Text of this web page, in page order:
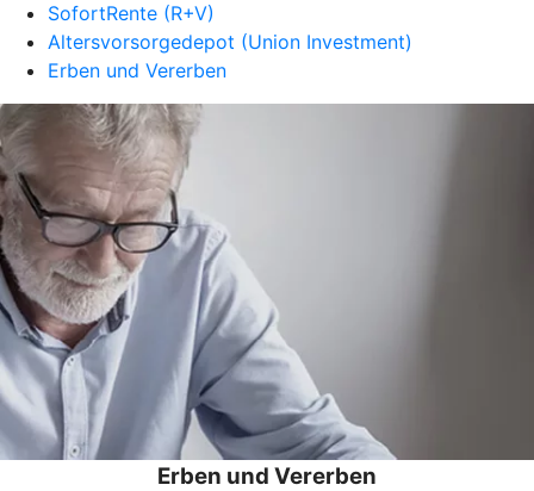
SofortRente (R+V)
Altersvorsorgedepot (Union Investment)
Erben und Vererben
Erben und Vererben